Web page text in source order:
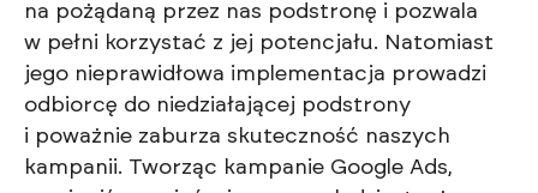
na pożądaną przez nas podstronę i pozwala
w pełni korzystać z jej potencjału. Natomiast
jego nieprawidłowa implementacja prowadzi
odbiorcę do niedziałającej podstrony
i poważnie zaburza skuteczność naszych
kampanii. Tworząc kampanie Google Ads,